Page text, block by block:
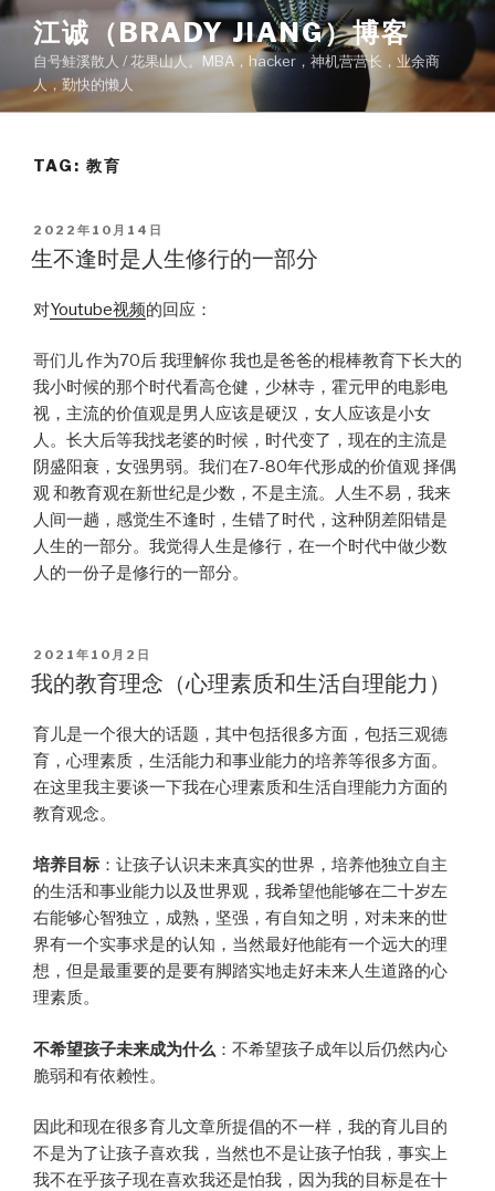
Skip
content
江诚（BRADY JIANG）博客
自号鲑溪散人 / 花果山人。MBA，hacker，神机营营长，业余商
人，勤快的懒人
TAG: 教育
POSTED
ON
2022年10月14日
生不逢时是人生修行的一部分
对Youtube视频的回应：
哥们儿 作为70后 我理解你 我也是爸爸的棍棒教育下长大的
我小时候的那个时代看高仓健，少林寺，霍元甲的电影电
视，主流的价值观是男人应该是硬汉，女人应该是小女
人。长大后等我找老婆的时候，时代变了，现在的主流是
阴盛阳衰，女强男弱。我们在7-80年代形成的价值观 择偶
观 和教育观在新世纪是少数，不是主流。人生不易，我来
人间一趟，感觉生不逢时，生错了时代，这种阴差阳错是
人生的一部分。我觉得人生是修行，在一个时代中做少数
人的一份子是修行的一部分。
POSTED
ON
2021年10月2日
我的教育理念（心理素质和生活自理能力）
育儿是一个很大的话题，其中包括很多方面，包括三观德
育，心理素质，生活能力和事业能力的培养等很多方面。
在这里我主要谈一下我在心理素质和生活自理能力方面的
教育观念。
培养目标 ：让孩子认识未来真实的世界，培养他独立自主
的生活和事业能力以及世界观，我希望他能够在二十岁左
右能够心智独立，成熟，坚强，有自知之明，对未来的世
界有一个实事求是的认知，当然最好他能有一个远大的理
想，但是最重要的是要有脚踏实地走好未来人生道路的心
理素质。
不希望孩子未来成为什么 ：不希望孩子成年以后仍然内心
脆弱和有依赖性。
因此和现在很多育儿文章所提倡的不一样，我的育儿目的
不是为了让孩子喜欢我，当然也不是让孩子怕我，事实上
我不在乎孩子现在喜欢我还是怕我，因为我的目标是在十